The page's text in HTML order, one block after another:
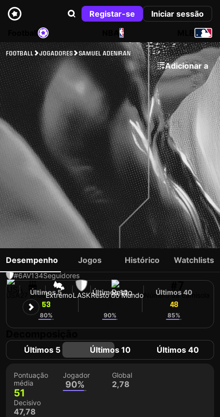
Registar-se
Iniciar sessão
NBA
FOOTBALL JOGADORES SAMUEL ADENIRAN
Adicionar a
SAMUEL ADENIRAN
#6AV134Seguidores
27 anosExtremoLASKResto do Mundo Número da camisola
Desempenho Jogos Histórico Watchlists
Últimos 5
53
80%
Últimos 10
90%
Últimos 40
48
85%
Últimos 5 Últimos 10 Últimos 40
Pontuação
média
51
Jogador
90%
Global
2,78
Decisivo
47,78